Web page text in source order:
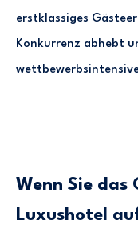
erstklassiges
Konkurrenz abhebt
Wenn Sie das
Luxushotel